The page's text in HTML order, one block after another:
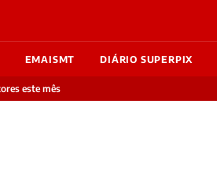
EMAISMT DIÁRIO SUPERPIX
este mês